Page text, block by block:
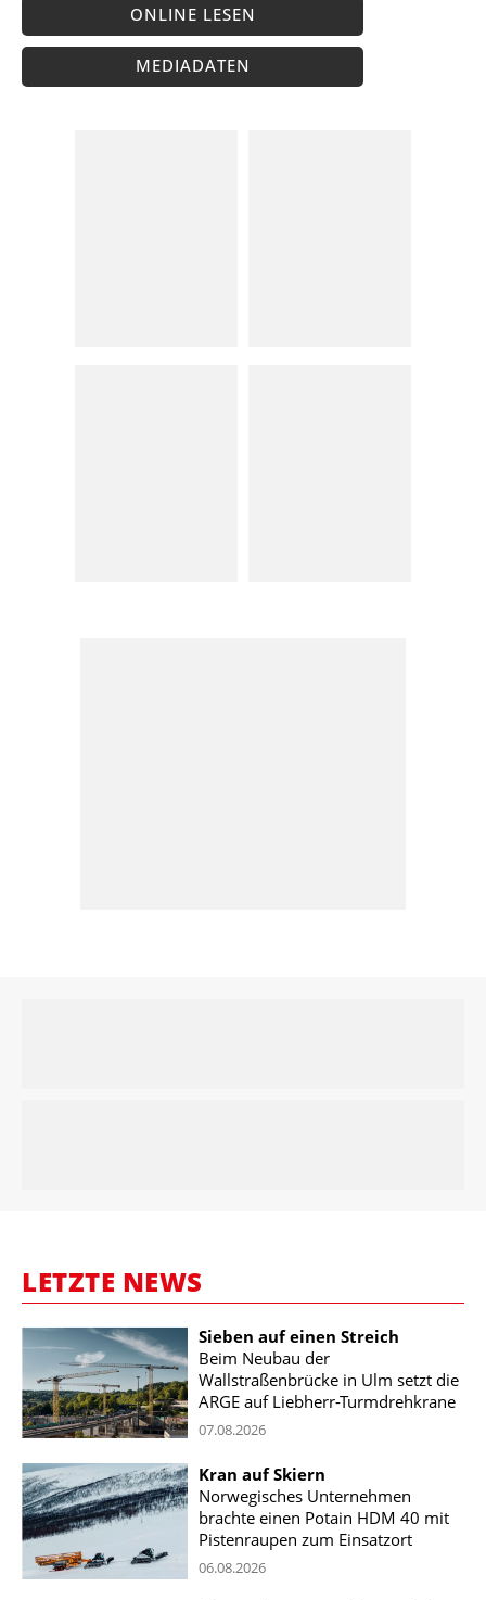
ONLINE LESEN
MEDIADATEN
LETZTE NEWS
Sieben auf einen Streich
Beim Neubau der
Wallstraßenbrücke in Ulm setzt die
ARGE auf Liebherr-Turmdrehkrane
07.08.2026
Kran auf Skiern
Norwegisches Unternehmen
brachte einen Potain HDM 40 mit
Pistenraupen zum Einsatzort
06.08.2026